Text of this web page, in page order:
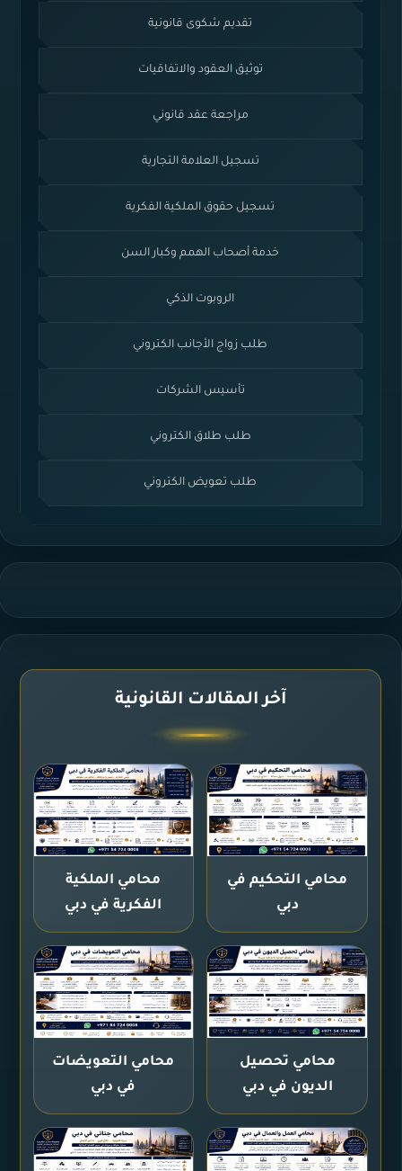
تقديم شكوى قانونية
توثيق العقود والاتفاقيات
مراجعة عقد قانوني
تسجيل العلامة التجارية
تسجيل حقوق الملكية الفكرية
خدمة أصحاب الهمم وكبار السن
الروبوت الذكي
طلب زواج الأجانب الكتروني
تأسيس الشركات
طلب طلاق الكتروني
طلب تعويض الكتروني
آخر المقالات القانونية
محامي التحكيم في
دبي
محامي الملكية
الفكرية في دبي
محامي تحصيل
الديون في دبي
محامي التعويضات
في دبي